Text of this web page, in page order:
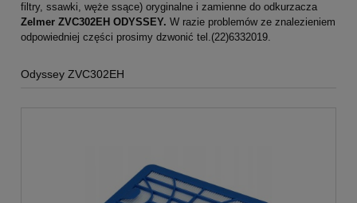
filtry, ssawki, węże ssące) oryginalne i zamienne do odkurzacza
Zelmer ZVC302EH ODYSSEY. W razie problemów ze znalezieniem
odpowiedniej części prosimy dzwonić tel.(22)6332019.
Odyssey ZVC302EH